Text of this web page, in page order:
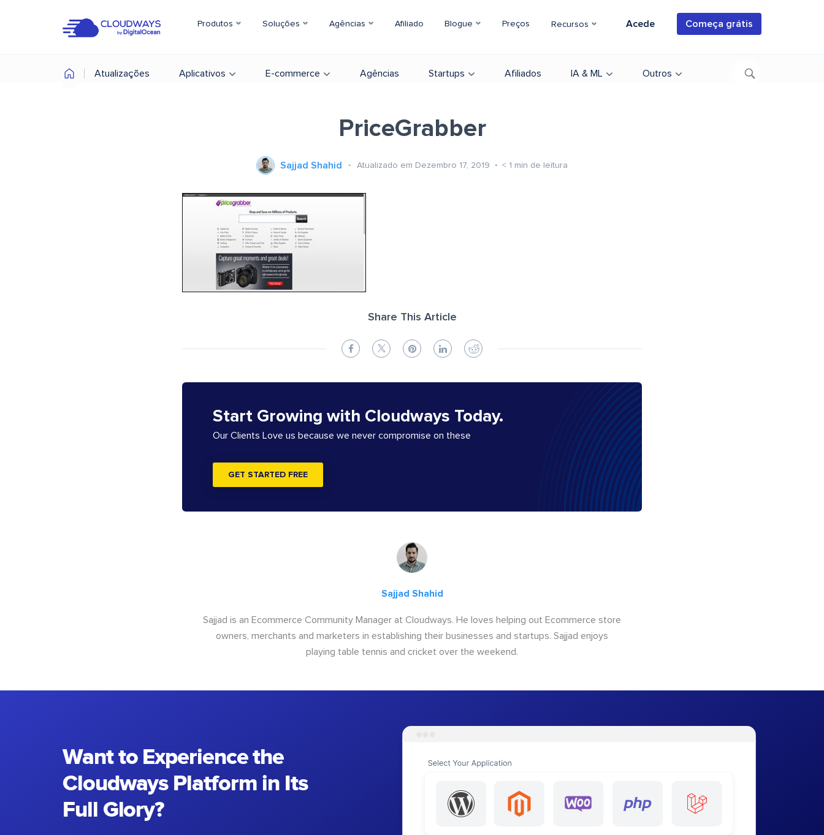
Produtos Soluções Agências Afiliado Blogue Preços Recursos Acede Começa grátis
Atualizações Aplicativos E-commerce Agências Startups Afiliados IA & ML Outros
PriceGrabber
Sajjad Shahid Atualizado em Dezembro 17, 2019 < 1 min de leitura
Share This Article
Start Growing with Cloudways Today.
Our Clients Love us because we never compromise on these
GET STARTED FREE
Sajjad Shahid
Sajjad is an Ecommerce Community Manager at Cloudways. He loves helping out Ecommerce store
owners, merchants and marketers in establishing their businesses and startups. Sajjad enjoys
playing table tennis and cricket over the weekend.
Want to Experience the
Cloudways Platform in Its
Full Glory?